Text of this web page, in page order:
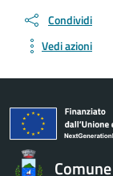
Condividi
Vedi azioni